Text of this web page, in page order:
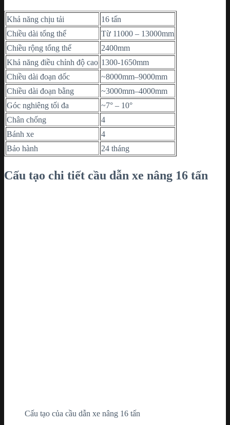
Khả năng chịu tải
16 tấn
Chiều dài tổng thể
Từ 11000 – 13000mm
Chiều rộng tổng thể
2400mm
Khả năng điều chỉnh độ cao 1300-1650mm
Chiều dài đoạn dốc
~8000mm–9000mm
Chiều dài đoạn bằng
~3000mm–4000mm
Góc nghiêng tối đa
~7° – 10°
Chân chống
4
Bánh xe
4
Bảo hành
24 tháng
Cấu tạo chi tiết cầu dẫn xe nâng 16 tấn
Cấu tạo của cầu dẫn xe nâng 16 tấn